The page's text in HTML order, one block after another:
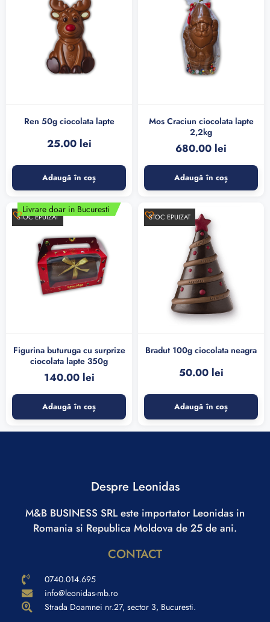
Ren 50g ciocolata lapte
25.00 lei
Adaugă în coș
Mos Craciun ciocolata lapte
2,2kg
680.00 lei
Adaugă în coș
STOC EPUIZAT
Livrare doar in Bucuresti
Figurina buturuga cu surprize
ciocolata lapte 350g
140.00 lei
Adaugă în coș
STOC EPUIZAT
Bradut 100g ciocolata neagra
50.00 lei
Adaugă în coș
Despre Leonidas
M&B BUSINESS SRL este importator Leonidas in
Romania si Republica Moldova de 25 de ani.
CONTACT
0740.014.695
info@leonidas-mb.ro
Strada Doamnei nr.27, sector 3, Bucuresti.